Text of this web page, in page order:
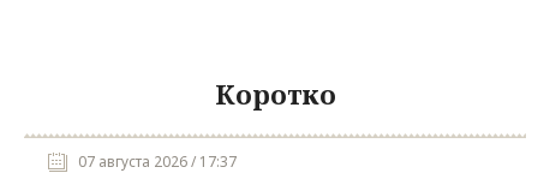
Коротко
07 августа 2026 / 17:37